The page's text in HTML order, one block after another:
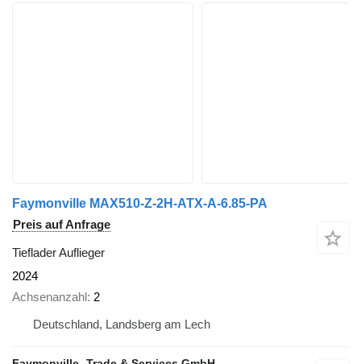
Faymonville MAX510-Z-2H-ATX-A-6.85-PA
Preis auf Anfrage
Tieflader Auflieger
2024
Achsenanzahl 2
Deutschland, Landsberg am Lech